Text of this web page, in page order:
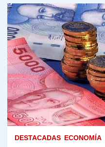
DESTACADAS ECONOMÍA